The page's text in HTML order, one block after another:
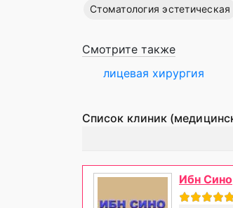
Стоматология эстетическая
Смотрите также
лицевая хирургия
Список клиник
Ибн Сино